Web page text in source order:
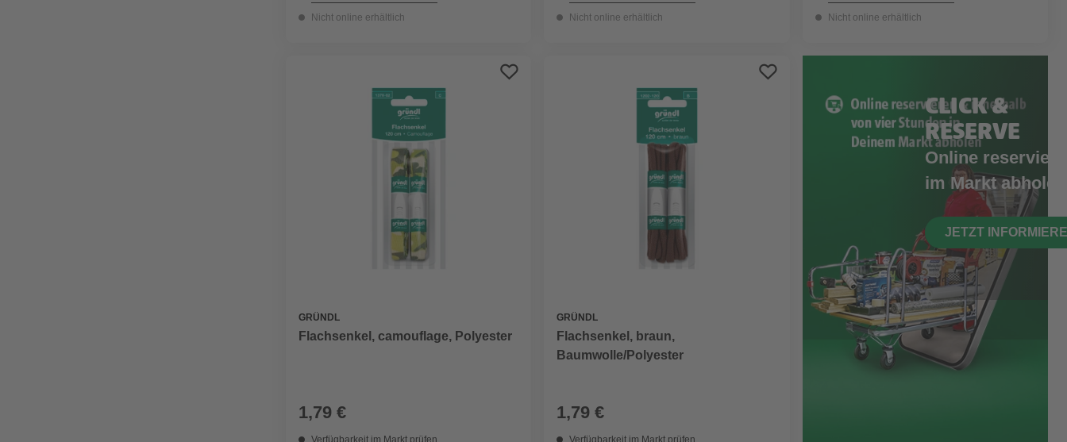
Nicht online erhältlich Nicht online erhältlich Nicht online erhältlich
GRÜNDL
Flachsenkel, camouflage, Polyester
1,79 €
Verfügbarkeit im Markt prüfen
GRÜNDL
Flachsenkel, braun,
Baumwolle/Polyester
1,79 €
Verfügbarkeit im Markt prüfen
CLICK &
RESERVE
Online
im Markt abholen
JETZT